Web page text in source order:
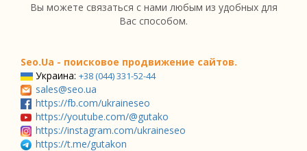
Вы можете связаться с нами любым из удобных для
Вас способом.
Seo.Ua - поисковое продвижение сайтов.
Украина: +38 (044) 331-52-44
sales@seo.ua
https://fb.com/ukraineseo
https://youtube.com/@gutako
https://instagram.com/ukraineseo
https://t.me/gutakon